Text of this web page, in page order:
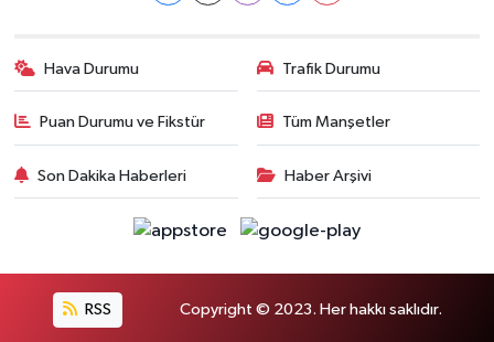
Hava Durumu Trafik Durumu
Puan Durumu ve Fikstür Tüm Manşetler
Son Dakika Haberleri Haber Arşivi
RSS Copyright © 2023. Her hakkı saklıdır.